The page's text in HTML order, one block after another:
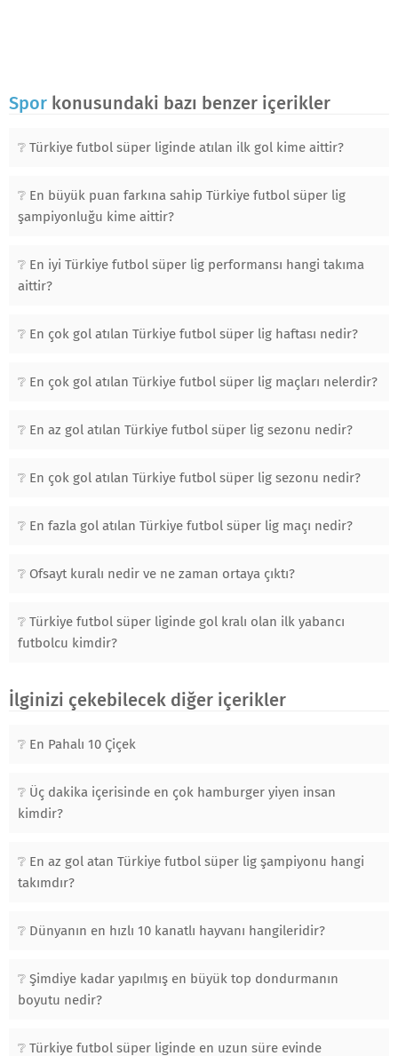
Spor konusundaki bazı benzer içerikler
Türkiye futbol süper liginde atılan ilk gol kime aittir?
En büyük puan farkına sahip Türkiye futbol süper lig
şampiyonluğu kime aittir?
En iyi Türkiye futbol süper lig performansı hangi takıma
aittir?
En çok gol atılan Türkiye futbol süper lig haftası nedir?
En çok gol atılan Türkiye futbol süper lig maçları nelerdir?
En az gol atılan Türkiye futbol süper lig sezonu nedir?
En çok gol atılan Türkiye futbol süper lig sezonu nedir?
En fazla gol atılan Türkiye futbol süper lig maçı nedir?
Ofsayt kuralı nedir ve ne zaman ortaya çıktı?
Türkiye futbol süper liginde gol kralı olan ilk yabancı
futbolcu kimdir?
İlginizi çekebilecek diğer içerikler
En Pahalı 10 Çiçek
Üç dakika içerisinde en çok hamburger yiyen insan
kimdir?
En az gol atan Türkiye futbol süper lig şampiyonu hangi
takımdır?
Dünyanın en hızlı 10 kanatlı hayvanı hangileridir?
Şimdiye kadar yapılmış en büyük top dondurmanın
boyutu nedir?
Türkiye futbol süper liginde en uzun süre evinde